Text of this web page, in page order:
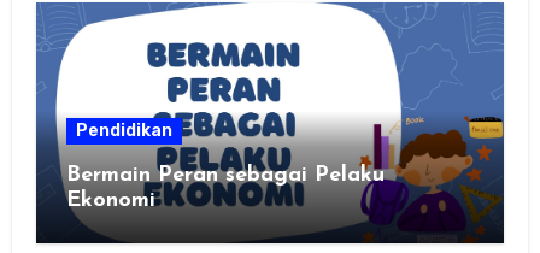
Pendidikan
Bermain Peran sebagai Pelaku
Ekonomi